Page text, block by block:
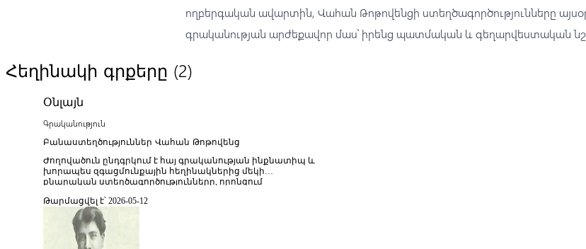
ողբերգական ավարտին, Վահան Թոթովենցի ստեղծագործությունները
գրականության արժեքավոր մաս՝ իրենց պատմական և գեղարվեստական
Հեղինակի գրքերը (2)
Օնլայն
Գրականություն
Բանաստեղծություններ Վահան Թոթովենց
Ժողովածուն ընդգրկում է հայ գրականության ինքնատիպ և
խորապես զգացմունքային հեղինակներից մեկի
քնարական ստեղծագործությունները, որոնցում
հանդեպ սերը, կարոտը, կյանքի ողբերգականությունն ու
գեղեցկությունը։ Թոթովենցը առավել հայտնի է որպես
արձակագիր, սակայն նրա պոեզիան նույնպես
առանձնանում է յուրահատուկ պատկերային
մտածողությամբ, լեզվական նրբությամբ և հոգեբանական
Թարմացվել է՝ 2026-05-12